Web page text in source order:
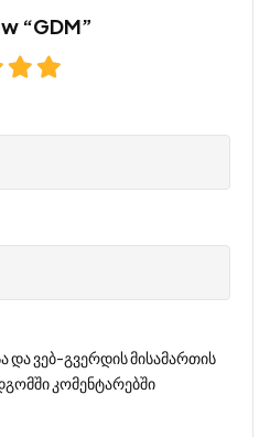
“GDM”
და ვებ-გვერდის მისამართის
კომენტარებში